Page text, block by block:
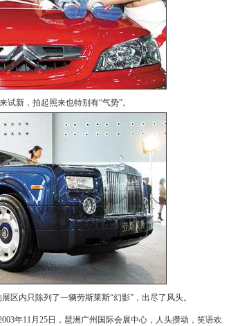
试新，拍起照来也特别有“气势”。
内只陈列了一辆劳斯莱斯“幻影”，出尽了风头。
年11月25日，琶洲广州国际会展中心，人头攒动，笑语欢